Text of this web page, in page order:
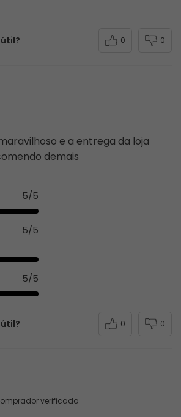
0 0
e a entrega da loja
demais
5/5
5/5
5/5
0 0
verificado